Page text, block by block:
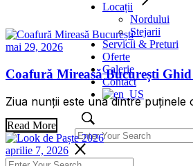
Locații
Nordului
Stejarii
Servicii & Preturi
Oferte
Galerie
Contact
mai 29, 2026
Coafură Mireasă București
Ziua nunții este una dintre
Read More
aprilie 7, 2026